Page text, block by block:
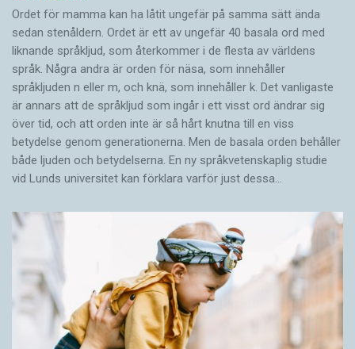
Ordet för mamma kan ha låtit ungefär på samma sätt ända
sedan stenåldern. Ordet är ett av ungefär 40 basala ord med
liknande språkljud, som återkommer i de flesta av världens
språk. Några andra är orden för näsa, som innehåller
språkljuden n eller m, och knä, som innehåller k. Det vanligaste
är annars att de språkljud som ingår i ett visst ord ändrar sig
över tid, och att orden inte är så hårt knutna till en viss
betydelse genom generationerna. Men de basala orden behåller
både ljuden och betydelserna. En ny språkvetenskaplig studie
vid Lunds universitet kan förklara varför just dessa…